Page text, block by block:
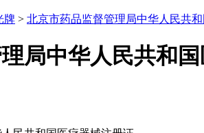
牌 > 北京市药品监督管理局中华人民共
局中华人民共和